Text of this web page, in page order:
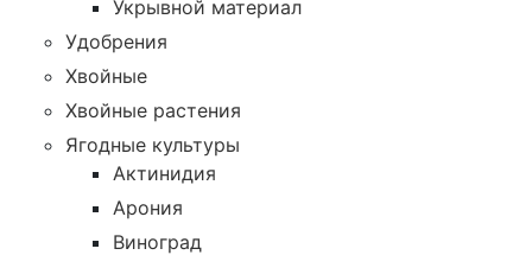
Укрывной материал
Удобрения
Хвойные
Хвойные растения
Ягодные культуры
Актинидия
Арония
Виноград